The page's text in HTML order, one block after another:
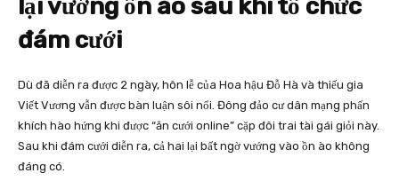
lại vướng ồn ào sau khi tổ chức
đám cưới
Dù đã diễn ra được 2 ngày, hôn lễ của Hoa hậu Đỗ Hà và thiếu gia
Viết Vương vẫn được bàn luận sôi nổi. Đông đảo cư dân mạng phấn
khích hào hứng khi được “ăn cưới online” cặp đôi trai tài gái giỏi này.
Sau khi đám cưới diễn ra, cả hai lại bất ngờ vướng vào ồn ào không
đáng có.